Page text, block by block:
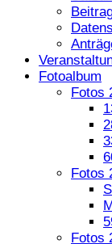
Fotoalbum
Fotos
Fotos
Fotos